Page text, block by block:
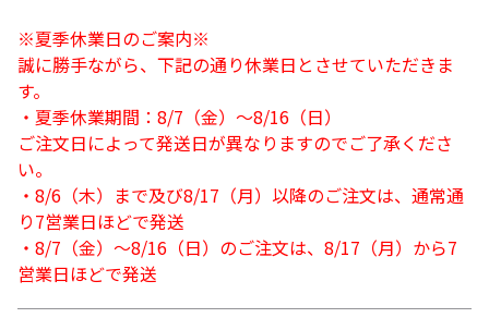
※夏季休業日のご案内※
誠に勝手ながら、下記の通り休業日とさせていただきま
す。
・夏季休業期間：8/7（金）～8/16（日）
ご注文日によって発送日が異なりますのでご了承くださ
い。
・8/6（木）まで及び8/17（月）以降のご注文は、通常通
り7営業日ほどで発送
・8/7（金）～8/16（日）のご注文は、8/17（月）から7
営業日ほどで発送